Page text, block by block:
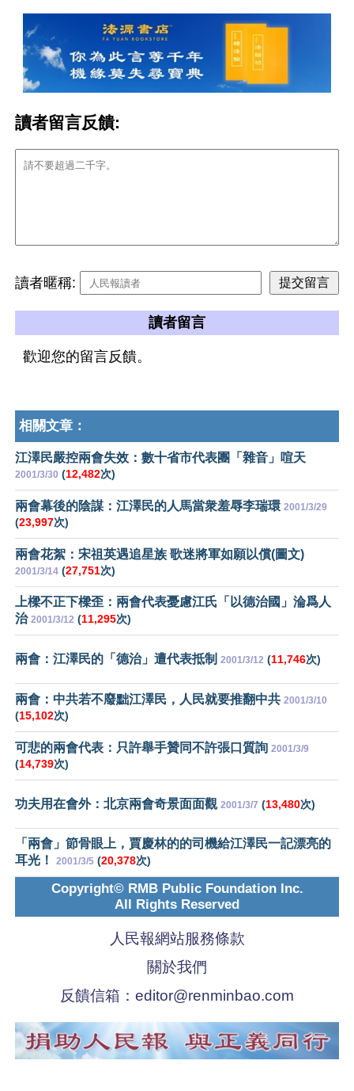
讀者留言反饋:
讀者暱稱:
讀者留言
歡迎您的留言反饋。
相關文章：
江澤民嚴控兩會失效：數十省市代表團「雜音」喧天
2001/3/30 (12,482次)
兩會幕後的陰謀：江澤民的人馬當衆羞辱李瑞環 2001/3/29
(23,997次)
兩會花絮：宋祖英遇追星族 歌迷將軍如願以償(圖文)
2001/3/14 (27,751次)
上樑不正下樑歪：兩會代表憂慮江氏「以德治國」淪爲人
治 2001/3/12 (11,295次)
兩會：江澤民的「德治」遭代表抵制 2001/3/12 (11,746次)
兩會：中共若不廢黜江澤民，人民就要推翻中共 2001/3/10
(15,102次)
可悲的兩會代表：只許舉手贊同不許張口質詢 2001/3/9
(14,739次)
功夫用在會外：北京兩會奇景面面觀 2001/3/7 (13,480次)
「兩會」節骨眼上，賈慶林的的司機給江澤民一記漂亮的
耳光！
2001/3/5 (20,378次)
Copyright© RMB Public Foundation Inc.
All Rights Reserved
人民報網站服務條款
關於我們
反饋信箱： editor@renminbao.com